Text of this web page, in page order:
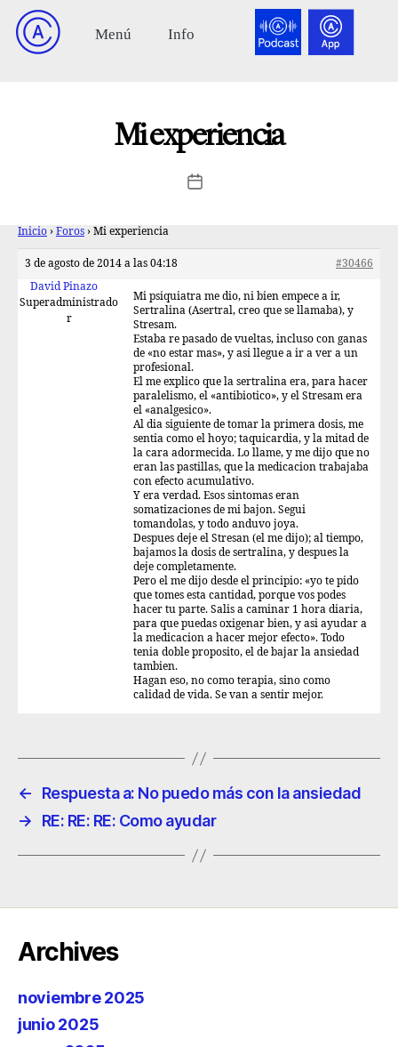
Mi experiencia
Inicio › Foros › Mi experiencia
3 de agosto de 2014 a las 04:18
#30466
David Pinazo
Superadministrado
r
Mi psiquiatra me dio, ni bien empece a ir,
Sertralina (Asertral, creo que se llamaba), y
Stresam.
Estaba re pasado de vueltas, incluso con ganas
de «no estar mas», y asi llegue a ir a ver a un
profesional.
El me explico que la sertralina era, para hacer
paralelismo, el «antibiotico», y el Stresam era
el «analgesico».
Al dia siguiente de tomar la primera dosis, me
sentia como el hoyo; taquicardia, y la mitad de
la cara adormecida. Lo llame, y me dijo que no
eran las pastillas, que la medicacion trabajaba
con efecto acumulativo.
Y era verdad. Esos sintomas eran
somatizaciones de mi bajon. Segui
tomandolas, y todo anduvo joya.
Despues deje el Stresan (el me dijo); al tiempo,
bajamos la dosis de sertralina, y despues la
deje completamente.
Pero el me dijo desde el principio: «yo te pido
que tomes esta cantidad, porque vos podes
hacer tu parte. Salis a caminar 1 hora diaria,
para que puedas oxigenar bien, y asi ayudar a
la medicacion a hacer mejor efecto». Todo
tenia doble proposito, el de bajar la ansiedad
tambien.
Hagan eso, no como terapia, sino como
calidad de vida. Se van a sentir mejor.
←
Respuesta a: No puedo más con la ansiedad
→
RE: RE: RE: Como ayudar
Archives
noviembre 2025
junio 2025